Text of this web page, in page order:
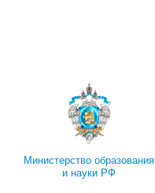
Министерство образования
и науки РФ